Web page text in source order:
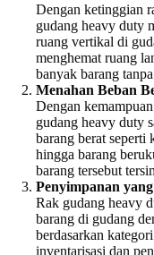
Dengan ketinggian
gudang heavy duty
ruang vertikal di
menghemat ruang
banyak barang
Menahan Beban
Dengan
gudang heavy duty
barang berat seperti
hingga barang
barang tersebut
Penyimpanan
Rak gudang heavy
barang di gudang
berdasarkan
inventarisasi dan